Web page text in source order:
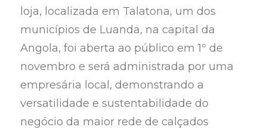
loja, localizada em Talatona, um dos
municípios de Luanda, na capital da
Angola, foi aberta ao público em 1º de
novembro e será administrada por uma
empresária local, demonstrando a
versatilidade e sustentabilidade do
negócio da maior rede de calçados